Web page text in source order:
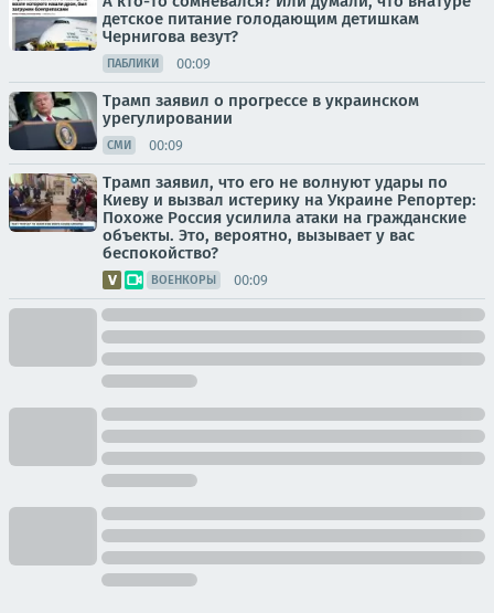
детское питание голодающим детишкам
Чернигова везут?
ПАБЛИКИ 00:09
Трамп заявил о прогрессе в украинском
урегулировании
СМИ 00:09
Трамп заявил, что его не волнуют удары по
Киеву и вызвал истерику на Украине Репортер:
Похоже Россия усилила атаки на гражданские
объекты. Это, вероятно, вызывает у вас
беспокойство?
ВОЕНКОРЫ 00:09